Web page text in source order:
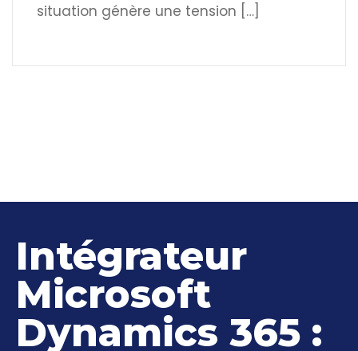
situation génère une tension […]
Intégrateur
Microsoft
Dynamics 365 :